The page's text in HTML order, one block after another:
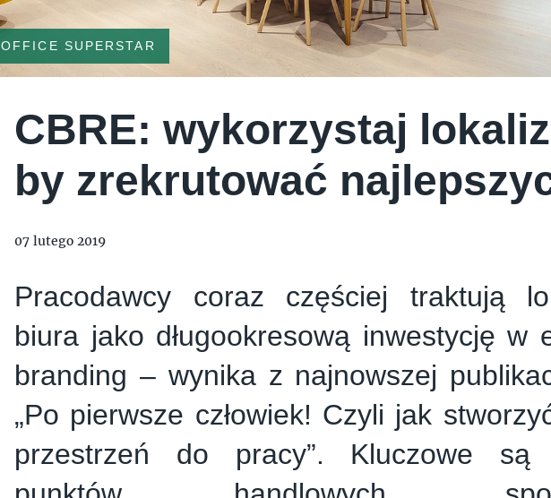
OFFICE SUPERSTAR
CBRE: wykorzystaj
by zrekrutować
07 lutego 2019
Pracodawcy coraz częściej traktują
biura jako długookresową inwestycję w
branding – wynika z najnowszej
„Po pierwsze człowiek! Czyli jak
przestrzeń do pracy”. Kluczowe są